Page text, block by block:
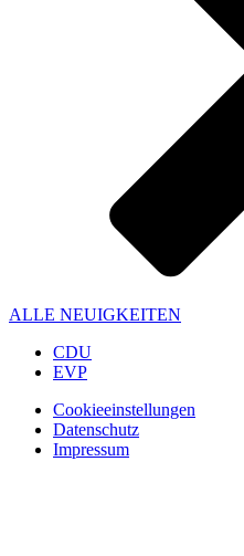
ALLE NEUIGKEITEN
CDU
EVP
Cookieeinstellungen
Datenschutz
Impressum